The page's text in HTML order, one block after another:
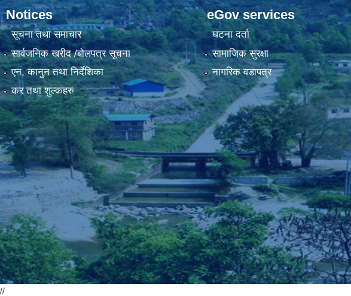
Notices
सूचना तथा समाचार
सार्वजनिक खरीद /बोलपत्र सूचना
एन, कानुन तथा निर्देशिका
कर तथा शुल्कहरु
eGov services
घटना दर्ता
सामाजिक सुरक्षा
नागरिक वडापत्र
//